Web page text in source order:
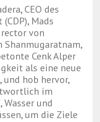
CEO des
Mads
von
Shanmugaratnam,
Cenk Alper
als eine neue
hob hervor,
im
und
um die Ziele